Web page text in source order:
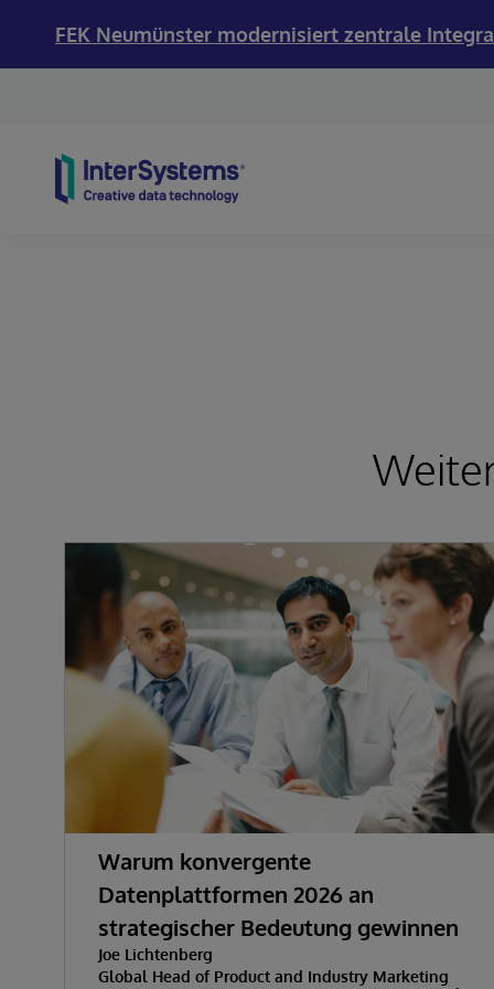
FEK Neumünster modernisiert zentrale
Warum konvergente
Datenplattformen 2026 an
strategischer Bedeutung gewinnen
Joe Lichtenberg
Global Head of Product and Industry Marketing